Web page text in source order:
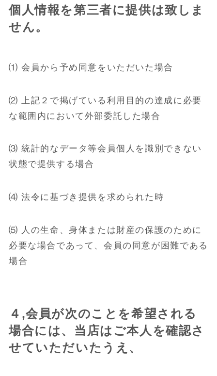
個人情報を第三者に提供は致しま
せん。
⑴ 会員から予め同意をいただいた場合
⑵ 上記２で掲げている利用目的の達成に必要
な範囲内において外部委託した場合
⑶ 統計的なデータ等会員個人を識別できない
状態で提供する場合
⑷ 法令に基づき提供を求められた時
⑸ 人の生命、身体または財産の保護のために
必要な場合であって、会員の同意が困難である
場合
４,会員が次のことを希望される
場合には、当店はご本人を確認さ
せていただいたうえ、